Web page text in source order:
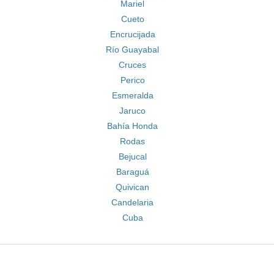
Mariel
Cueto
Encrucijada
Río Guayabal
Cruces
Perico
Esmeralda
Jaruco
Bahía Honda
Rodas
Bejucal
Baraguá
Quivican
Candelaria
Cuba